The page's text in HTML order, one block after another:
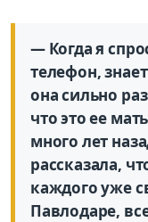
— Когда я
телефон,
она сильно
что это ее
много лет
рассказала,
каждого уже
Павлодаре,